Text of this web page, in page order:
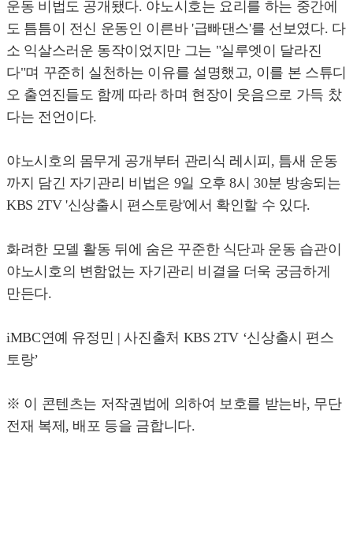
운동 비법도 공개됐다. 야노시호는 요리를 하는 중간에
도 틈틈이 전신 운동인 이른바 '급빠댄스'를 선보였다. 다
소 익살스러운 동작이었지만 그는 "실루엣이 달라진
다"며 꾸준히 실천하는 이유를 설명했고, 이를 본 스튜디
오 출연진들도 함께 따라 하며 현장이 웃음으로 가득 찼
다는 전언이다.
야노시호의 몸무게 공개부터 관리식 레시피, 틈새 운동
까지 담긴 자기관리 비법은 9일 오후 8시 30분 방송되는
KBS 2TV '신상출시 편스토랑'에서 확인할 수 있다.
화려한 모델 활동 뒤에 숨은 꾸준한 식단과 운동 습관이
야노시호의 변함없는 자기관리 비결을 더욱 궁금하게
만든다.
iMBC연예 유정민 | 사진출처 KBS 2TV ‘신상출시 편스
토랑’
※ 이 콘텐츠는 저작권법에 의하여 보호를 받는바, 무단
전재 복제, 배포 등을 금합니다.